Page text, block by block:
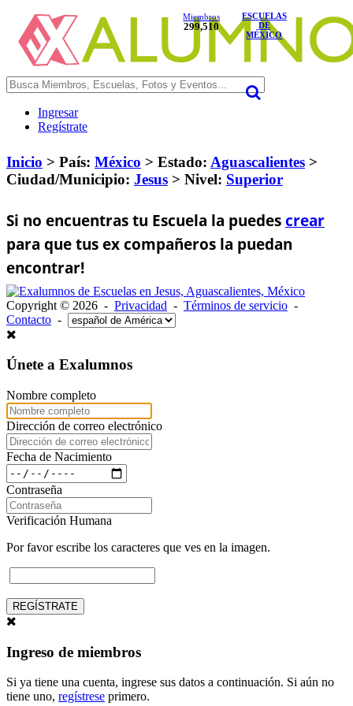
Miembros
299,510
ESCUELAS
DE
MÉXICO
Ingresar
Regístrate
Inicio > País: México > Estado: Aguascalientes >
Ciudad/Municipio: Jesus > Nivel: Superior
Si no encuentras tu Escuela la puedescrear
para que tus ex compañeros la puedan
encontrar!
Copyright © 2026 - Privacidad - Términos de servicio -
Contacto -
Únete a Exalumnos
Nombre completo
Dirección de correo electrónico
Fecha de Nacimiento
Contraseña
Verificación Humana
Por favor escribe los caracteres que ves en la imagen.
REGÍSTRATE
Ingreso de miembros
Si ya tiene una cuenta, ingrese sus datos a continuación. Si aún no
tiene uno, regístrese primero.